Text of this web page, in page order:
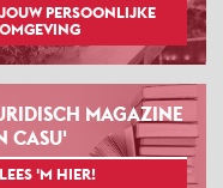
JOUW PERSOONLIJKE
OMGEVING
MAGAZINE
CASU'
LEES 'M HIER!